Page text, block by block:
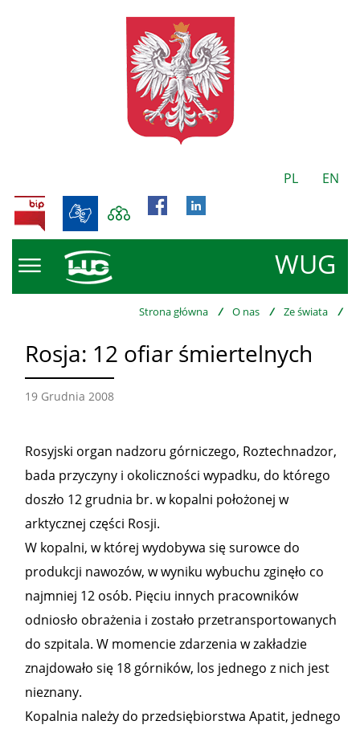
PL EN
WUG
BIP
Strona główna / O nas / Ze świata /
Rosja: 12 ofiar śmiertelnych
19 Grudnia 2008
Rosyjski organ nadzoru górniczego, Roztechnadzor,
bada przyczyny i okoliczności wypadku, do którego
doszło 12 grudnia br. w kopalni położonej w
arktycznej części Rosji.
W kopalni, w której wydobywa się surowce do
produkcji nawozów, w wyniku wybuchu zginęło co
najmniej 12 osób. Pięciu innych pracowników
odniosło obrażenia i zostało przetransportowanych
do szpitala. W momencie zdarzenia w zakładzie
znajdowało się 18 górników, los jednego z nich jest
nieznany.
Kopalnia należy do przedsiębiorstwa Apatit, jednego